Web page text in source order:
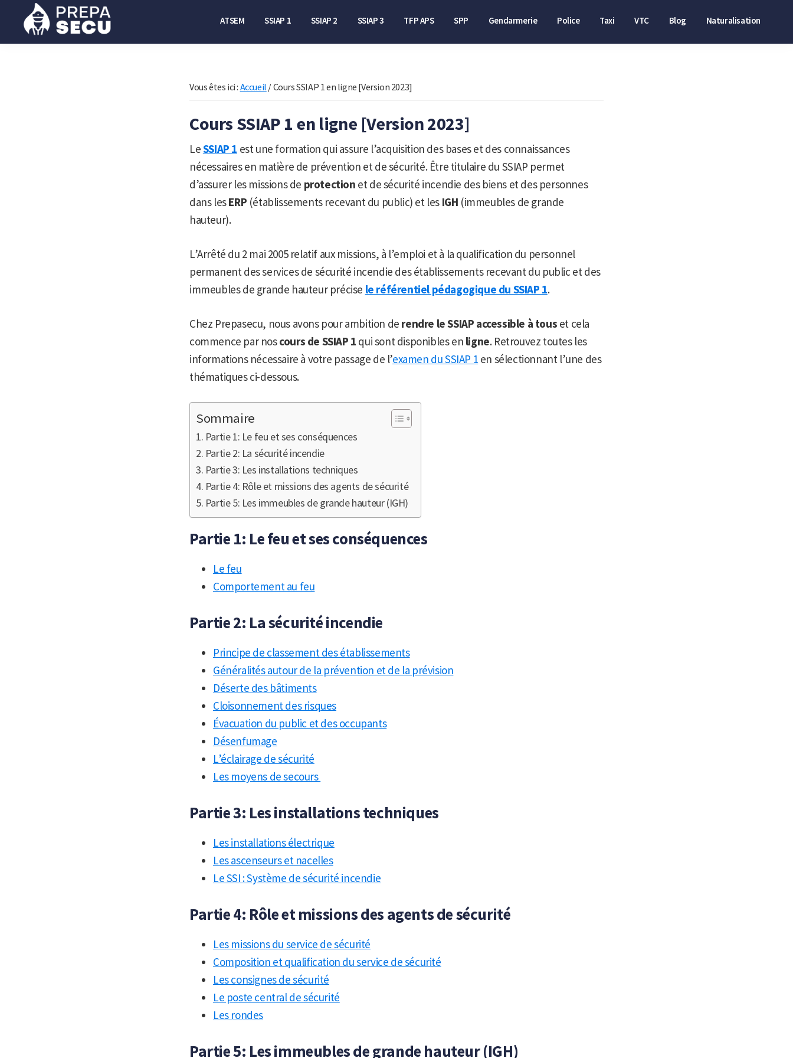
la
contenuPrepasecu
ATSEM SSIAP 1 SSIAP 2 SSIAP 3 TFP APS SPP Gendarmerie Police Taxi VTC Blog Naturalisation
Vous êtes ici : Accueil /Cours SSIAP 1 en ligne [Version 2023]
Cours SSIAP 1 en ligne [Version 2023]
LeSSIAP 1 est une formation qui assure l’acquisition des bases et des connaissances
nécessaires en matière de prévention et de sécurité. Être titulaire du SSIAP permet
d’assurer les missions de protection et de sécurité incendie des biens et des personnes
dans lesERP (établissements recevant du public) et les IGH (immeubles de grande
hauteur).
L’Arrêté du 2 mai 2005 relatif aux missions, à l’emploi et à la qualification du personnel
permanent des services de sécurité incendie des établissements recevant du public et des
immeubles de grande hauteur précise le référentiel pédagogique du SSIAP 1.
Chez Prepasecu, nous avons pour ambition de rendre le SSIAP accessible à tous et cela
commence par noscours de SSIAP 1 qui sont disponibles en ligne. Retrouvez toutes les
informations nécessaire à votre passage de l’examen du SSIAP 1 en sélectionnant l’une des
thématiques ci-dessous.
Sommaire
Partie 1: Le feu et ses conséquences
Partie 2: La sécurité incendie
Partie 3: Les installations techniques
Partie 4: Rôle et missions des agents de sécurité
Partie 5: Les immeubles de grande hauteur (IGH)
Partie 1: Le feu et ses conséquences
Le feu
Comportement au feu
Partie 2: La sécurité incendie
Principe de classement des établissements
Généralités autour de la prévention et de la prévision
Déserte des bâtiments
Cloisonnement des risques
Évacuation du public et des occupants
Désenfumage
L’éclairage de sécurité
Les moyens de secours
Partie 3: Les installations techniques
Les installations électrique
Les ascenseurs et nacelles
Le SSI : Système de sécurité incendie
Partie 4: Rôle et missions des agents de sécurité
Les missions du service de sécurité
Composition et qualification du service de sécurité
Les consignes de sécurité
Le poste central de sécurité
Les rondes
Partie 5: Les immeubles de grande hauteur (IGH)